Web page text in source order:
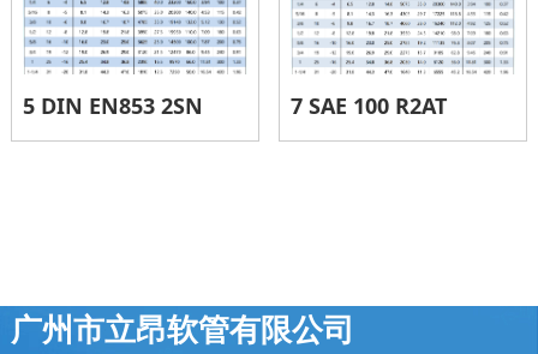
5 DIN EN853 2SN 7 SAE 100 R2AT
广州市立昂软管有限公司